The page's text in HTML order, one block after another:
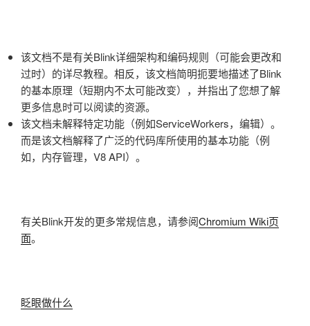
该文档不是有关Blink详细架构和编码规则（可能会更改和
过时）的详尽教程。相反，该文档简明扼要地描述了Blink
的基本原理（短期内不太可能改变），并指出了您想了解
更多信息时可以阅读的资源。
该文档未解释特定功能（例如ServiceWorkers，编辑）。
而是该文档解释了广泛的代码库所使用的基本功能（例
如，内存管理，V8 API）。
有关Blink开发的更多常规信息，请参阅Chromium Wiki页
面。
眨眼做什么